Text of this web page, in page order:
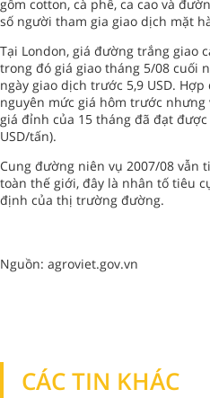
gồm cotton, cà phê, ca cao và
số người tham gia giao dịch mặt
Tại London, giá đường trắng giao
trong đó giá giao tháng 5/08 cuối
ngày giao dịch trước 5,9 USD.
nguyên mức giá hôm trước
giá đỉnh của 15 tháng đã đạt
USD/tấn).
Cung đường niên vụ 2007/08 vẫn
toàn thế giới, đây là nhân tố tiêu
định của thị trường đường.
Nguồn: agroviet.gov.vn
CÁC TIN KHÁC